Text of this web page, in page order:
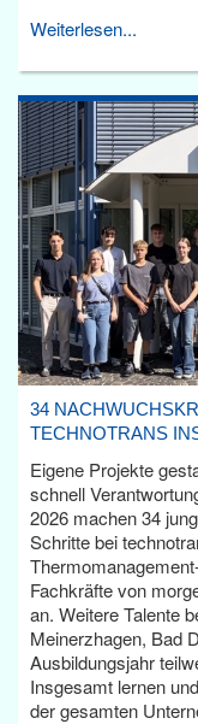
Weiterlesen...
34
TECHNOTRANS
Eigene Projekte
schnell
2026 machen 34
Schritte bei
Fachkräfte von
an. Weitere Talente
Meinerzhagen, Bad
Ausbildungsjahr
Insgesamt lernen
der gesamten